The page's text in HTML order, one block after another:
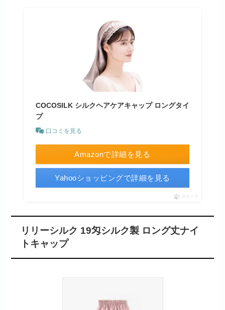
COCOSILK シルクヘアケアキャップ ロングタイ
プ
口コミを見る
Amazonで詳細を見る
Yahooショッピングで詳細を見る
ポチップ
リリーシルク 19匁シルク製 ロング丈ナイ
トキャップ